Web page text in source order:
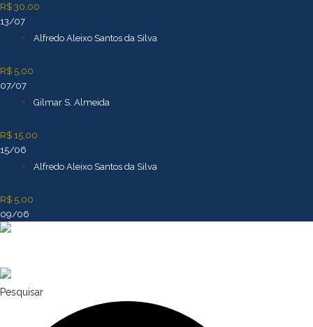
R$ 30,00
13/07
Alfredo Aleixo Santos da Silva
R$ 5,00
07/07
Gilmar S. Almeida
R$ 15,00
15/06
Alfredo Aleixo Santos da Silva
R$ 5,00
09/06
Pesquisar